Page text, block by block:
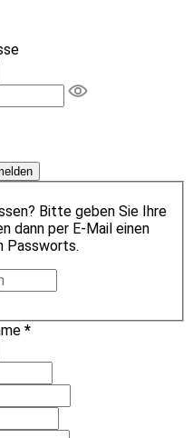
Bitte geben Sie Ihre
dann per E-Mail einen
Passworts.
*